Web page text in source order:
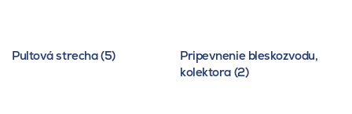
Pultová strecha (5)
Pripevnenie bleskozvodu,
kolektora (2)